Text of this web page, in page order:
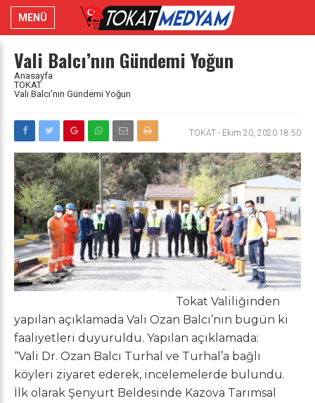
MENÜ
Vali Balcı’nın Gündemi Yoğun
Anasayfa
TOKAT
Vali Balcı’nın Gündemi Yoğun
TOKAT - Ekim 20, 2020 18:50
Tokat Valiliğinden
yapılan açıklamada Vali Ozan Balcı’nın bugün ki
faaliyetleri duyuruldu. Yapılan açıklamada:
“Vali Dr. Ozan Balcı Turhal ve Turhal’a bağlı
köyleri ziyaret ederek, incelemelerde bulundu.
İlk olarak Şenyurt Beldesinde Kazova Tarımsal